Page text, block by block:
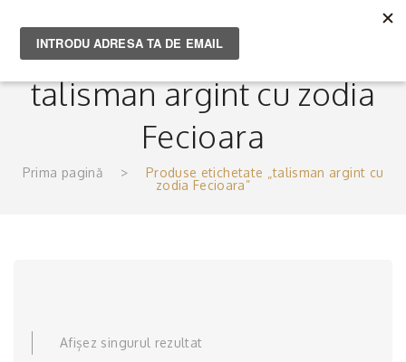
talisman argint cu zodia
Fecioara
Prima pagină >
Produse etichetate „talisman argint cu
zodia Fecioara”
Afișez singurul rezultat